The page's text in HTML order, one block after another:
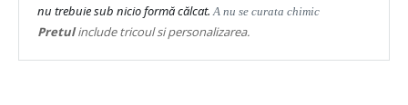
nu trebuie sub nicio formă călcat. A nu se curata chimic
Pretulinclude tricoul si personalizarea.